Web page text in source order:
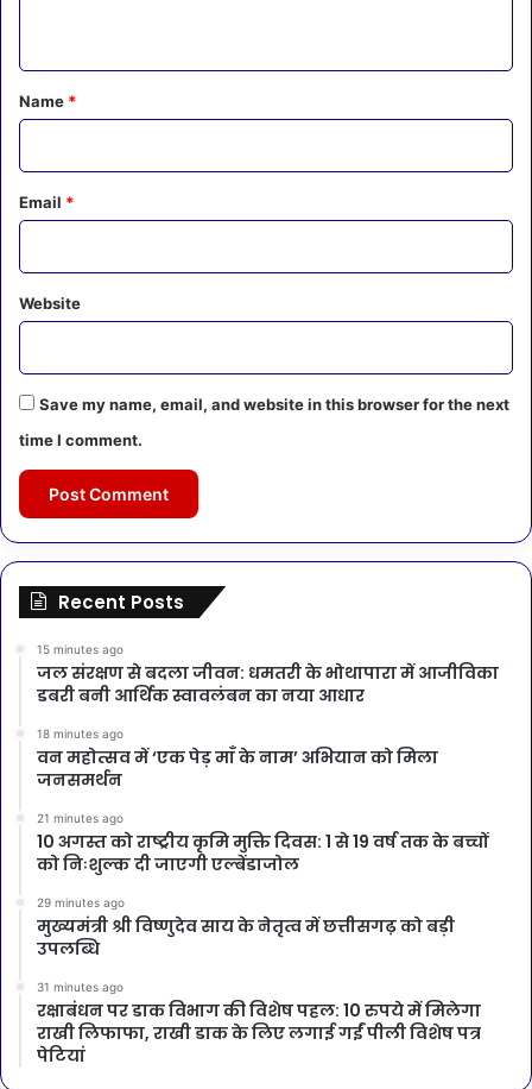
*
Name *
Email *
Website
Save my name, email, and website in this browser for the next
time I comment.
Recent Posts
15 minutes ago
जल संरक्षण से बदला जीवन: धमतरी के भोथापारा में आजीविका
डबरी बनी आर्थिक स्वावलंबन का नया आधार
18 minutes ago
वन महोत्सव में ‘एक पेड़ माँ के नाम’ अभियान को मिला
जनसमर्थन
21 minutes ago
10 अगस्त को राष्ट्रीय कृमि मुक्ति दिवस: 1 से 19 वर्ष तक के बच्चों
को निःशुल्क दी जाएगी एल्बेंडाजोल
29 minutes ago
मुख्यमंत्री श्री विष्णुदेव साय के नेतृत्व में छत्तीसगढ़ को बड़ी
उपलब्धि
31 minutes ago
रक्षाबंधन पर डाक विभाग की विशेष पहल: 10 रुपये में मिलेगा
राखी लिफाफा, राखी डाक के लिए लगाई गईं पीली विशेष पत्र
पेटियां